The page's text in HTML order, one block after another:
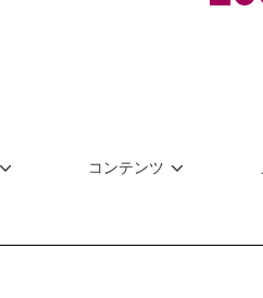
コンテンツ